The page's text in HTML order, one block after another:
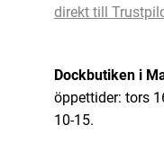
direkt till
Dockbutiken i
öppettider: tors
10-15.